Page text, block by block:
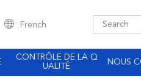
French
CONTRÔLE DE LA Q
UALITÉ
NOUS